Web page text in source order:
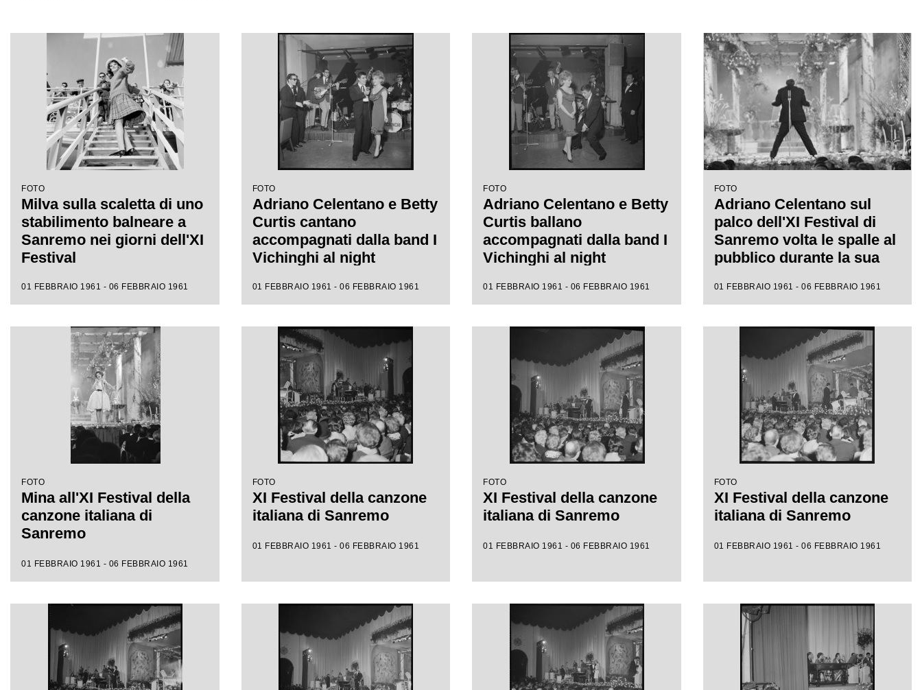
FOTO
Milva sulla scaletta di uno
stabilimento balneare a
Sanremo nei giorni dell'XI
Festival
01 FEBBRAIO 1961 - 06 FEBBRAIO 1961
FOTO
Adriano Celentano e Betty
Curtis cantano
accompagnati dalla band I
Vichinghi al night
01 FEBBRAIO 1961 - 06 FEBBRAIO 1961
FOTO
Adriano Celentano e Betty
Curtis ballano
accompagnati dalla band I
Vichinghi al night
01 FEBBRAIO 1961 - 06 FEBBRAIO 1961
FOTO
Adriano Celentano sul
palco dell'XI Festival di
Sanremo volta le spalle al
pubblico durante la sua
"24.000 baci"
01 FEBBRAIO 1961 - 06 FEBBRAIO 1961
FOTO
Mina all'XI Festival della
canzone italiana di
Sanremo
01 FEBBRAIO 1961 - 06 FEBBRAIO 1961
FOTO
XI Festival della canzone
italiana di Sanremo
01 FEBBRAIO 1961 - 06 FEBBRAIO 1961
FOTO
XI Festival della canzone
italiana di Sanremo
01 FEBBRAIO 1961 - 06 FEBBRAIO 1961
FOTO
XI Festival della canzone
italiana di Sanremo
01 FEBBRAIO 1961 - 06 FEBBRAIO 1961